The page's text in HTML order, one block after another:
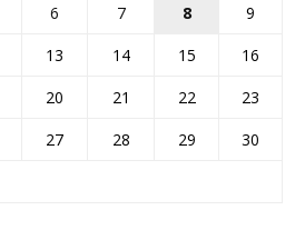
6 7 8
9
13 14 15
16
20 21 22
23
27 28 29
30